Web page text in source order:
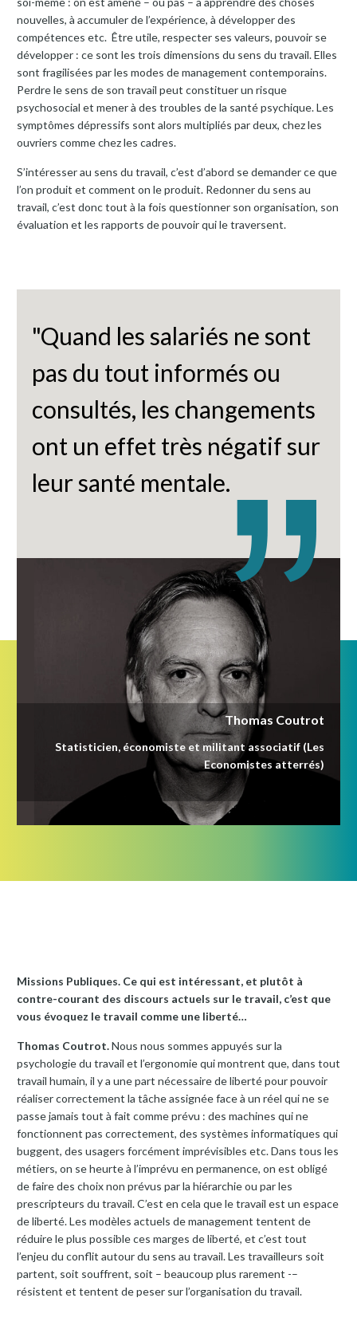
nouvelles, à accumuler de l’expérience, à développer des
compétences etc. Être utile, respecter ses valeurs, pouvoir se
développer : ce sont les trois dimensions du sens du travail. Elles
sont fragilisées par les modes de management contemporains.
Perdre le sens de son travail peut constituer un risque
psychosocial et mener à des troubles de la santé psychique. Les
symptômes dépressifs sont alors multipliés par deux, chez les
ouvriers comme chez les cadres.
S’intéresser au sens du travail, c’est d’abord se demander ce que
l’on produit et comment on le produit. Redonner du sens au
travail, c’est donc tout à la fois questionner son organisation, son
évaluation et les rapports de pouvoir qui le traversent.
"Quand les salariés ne sont
pas du tout informés ou
consultés, les changements
ont un effet très négatif sur
leur santé mentale.
Thomas Coutrot
Statisticien, économiste et militant associatif (Les
Economistes atterrés)
Missions Publiques. Ce qui est intéressant, et plutôt à
contre-courant des discours actuels sur le travail, c’est que
vous évoquez le travail comme une liberté…
Thomas Coutrot.Nous nous sommes appuyés sur la
psychologie du travail et l’ergonomie qui montrent que, dans tout
travail humain, il y a une part nécessaire de liberté pour pouvoir
réaliser correctement la tâche assignée face à un réel qui ne se
passe jamais tout à fait comme prévu : des machines qui ne
fonctionnent pas correctement, des systèmes informatiques qui
buggent, des usagers forcément imprévisibles etc. Dans tous les
métiers, on se heurte à l’imprévu en permanence, on est obligé
de faire des choix non prévus par la hiérarchie ou par les
prescripteurs du travail. C’est en cela que le travail est un espace
de liberté. Les modèles actuels de management tentent de
réduire le plus possible ces marges de liberté, et c’est tout
l’enjeu du conflit autour du sens au travail. Les travailleurs soit
partent, soit souffrent, soit – beaucoup plus rarement -–
résistent et tentent de peser sur l’organisation du travail.